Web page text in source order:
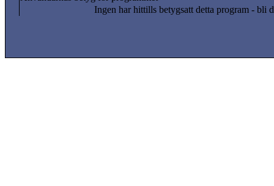
Ingen har hittills betygsatt detta program - bli